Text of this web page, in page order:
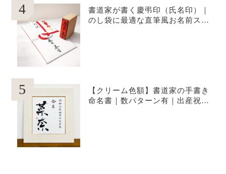
4
書道家が書く慶弔印（氏名印）｜
のし袋に最適な直筆風お名前スタ
5
【クリーム色額】書道家の手書き
命名書｜数パターン有｜出産祝